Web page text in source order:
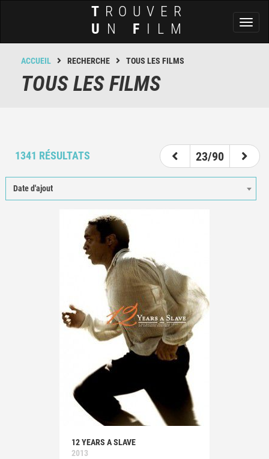
T ROUVER
U N F ILM
ACCUEIL RECHERCHE TOUS LES FILMS
TOUS LES FILMS
1341 RÉSULTATS
23/90
Date d'ajout
12 YEARS A SLAVE
2013